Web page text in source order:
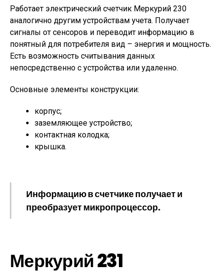
Работает электрический счетчик Меркурий 230
аналогично другим устройствам учета. Получает
сигналы от сенсоров и переводит информацию в
понятный для потребителя вид – энергия и мощность.
Есть возможность считывания данных
непосредственно с устройства или удаленно.
Основные элементы конструкции:
корпус;
заземляющее устройство;
контактная колодка;
крышка.
Информацию в счетчике получает и
преобразует микропроцессор.
Меркурий 231